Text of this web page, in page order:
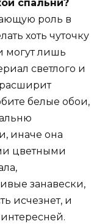
спальни?
роль в
хоть чуточку
могут лишь
светлого и
расширит
белые обои,
иначе она
цветными
занавески,
исчезнет, и